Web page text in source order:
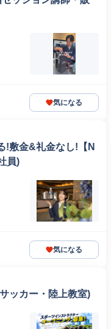
気になる
!敷金&礼金なし!【N
員)
気になる
ッカー・陸上教室)